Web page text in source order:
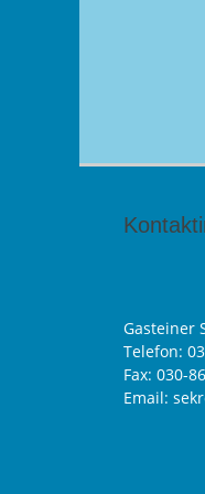
Gasteiner
Telefon:
Fax: 030-
Email: